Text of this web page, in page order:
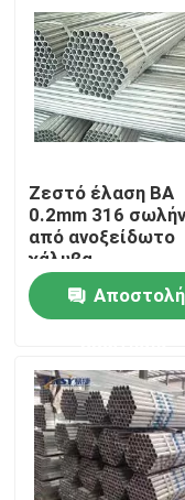
Προϊόντα
Βίντεο
Μέταλλο
Μεταλλικός
Ράβδος από
Πλάκα φύλλου
Ζεστό έλαση BA
0.2mm 316
από ανοξείδωτο
χάλυβα
Προσαρμοσμένη
επεξεργασία AISI
Αποστολή